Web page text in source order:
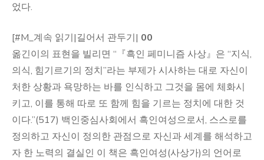
었다.
[#M_계속 읽기|길어서 관두기| 00
옮긴이의 표현을 빌리면 “『흑인 페미니즘 사상』은 “지식,
의식, 힘기르기의 정치”라는 부제가 시사하는 대로 자신이
처한 상황과 욕망하는 바를 인식하고 그것을 몸에 체화시
키고, 이를 통해 따로 또 함께 힘을 기르는 정치에 대한 것
이다.”(517) 백인중심사회에서 흑인여성으로서, 스스로를
정의하고 자신이 정의한 관점으로 자신과 세계를 해석하고
자 한 노력의 결실인 이 책은 흑인여성(사상가)의 언어로